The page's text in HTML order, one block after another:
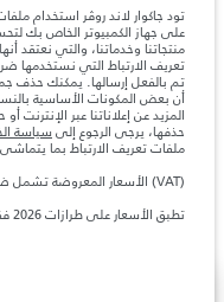
المعلومات والمواصفات والأسعار
آخر، كما أنّها قد تتغير بدون إشعار
والتحقق من الأسعار.
ملاحظة مهمة حول الصور
في مواصفات تصميم السيارات وتوفر
للغاية، ونتيجة لذلك، قد لا تمثّل
بالكامل بالنسبة إلى الميزات
سيتمكّن من تأكيد أي تقييدات حالية
الأرقام المقدمة هي نتيجة لاختبارات
يتباين استهلك الوقود الفعلي
الأرقام بغرض المقارنة فحسب.
تود جاكوار لاند روڤر استخدام
على جهاز الكمبيوتر الخاص بك
منتجاتنا وخدماتنا، والتي نعتقد
تعريف الارتباط التي نستخدمها
تم بالفعل إرسالها. يمكنك حذف
أن بعض المكونات الأساسية
المزيد عن إعلاناتنا عبر
حذفها، يرجى الرجوع إلى سياسة
ملفات تعريف الارتباط بما يتماشى
(VAT) الأسعار المعروضة تشمل ضريبة القيمة المضافة.
تطبق الأسعار على طرازات 2026 فقط.